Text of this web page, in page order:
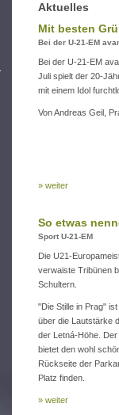
Aktuelles
Mit besten
Bei der U-21-EM
Bei der U-21-EM
Juli spielt der 20-
mit einem Idol
Von Andreas Geil,
» weiter
So etwas
Sport U-21-EM
Die U21-
verwaiste Tribünen
Schultern.
"Die Stille in Prag"
über die Lautstärke
der Letná-Höhe.
bietet den wohl
Rückseite der
Platz finden.
» weiter